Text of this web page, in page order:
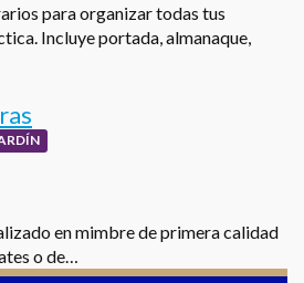
para organizar todas tus
Incluye portada, almanaque,
en mimbre de primera calidad
o de…